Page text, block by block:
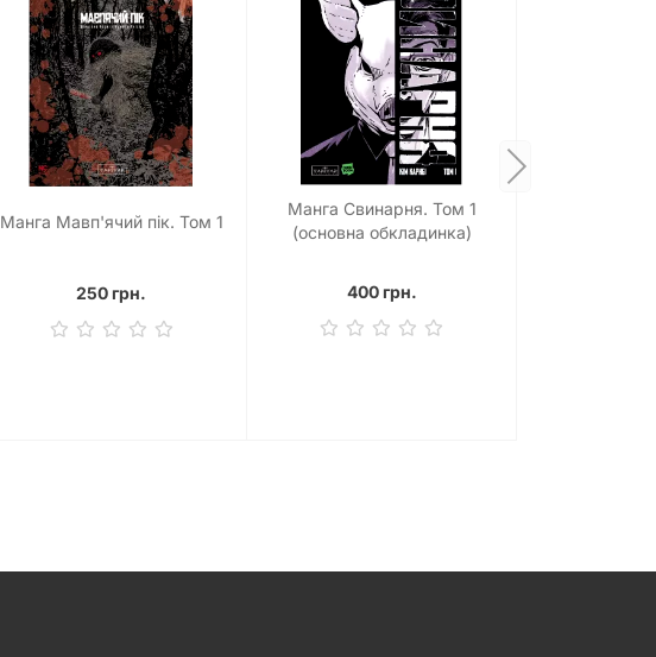
Манга Мавп'ячий пік. Том 1
250 грн.
Манга Свинарня. Том 1
(основна обкладинка)
400 грн.